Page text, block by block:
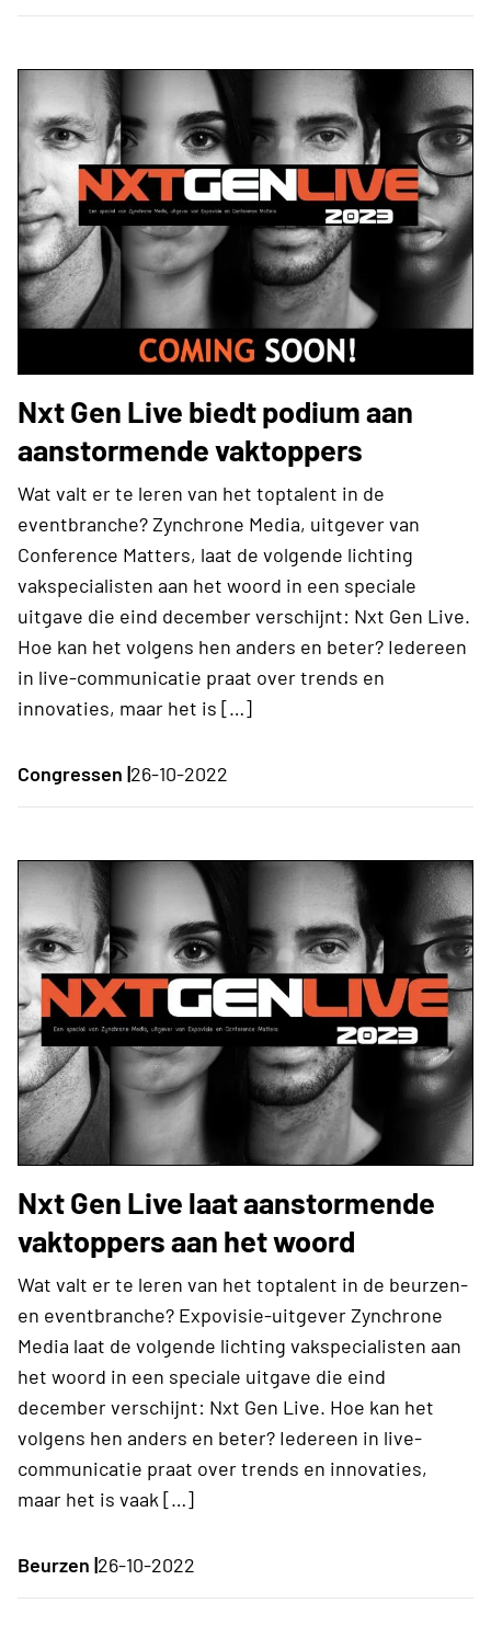
Nxt Gen Live biedt podium aan
aanstormende vaktoppers
Wat valt er te leren van het toptalent in de
eventbranche? Zynchrone Media, uitgever van
Conference Matters, laat de volgende lichting
vakspecialisten aan het woord in een speciale
uitgave die eind december verschijnt: Nxt Gen Live.
Hoe kan het volgens hen anders en beter? Iedereen
in live-communicatie praat over trends en
innovaties, maar het is […]
Congressen |26-10-2022
Nxt Gen Live laat aanstormende
vaktoppers aan het woord
Wat valt er te leren van het toptalent in de beurzen-
en eventbranche? Expovisie-uitgever Zynchrone
Media laat de volgende lichting vakspecialisten aan
het woord in een speciale uitgave die eind
december verschijnt: Nxt Gen Live. Hoe kan het
volgens hen anders en beter? Iedereen in live-
communicatie praat over trends en innovaties,
maar het is vaak […]
Beurzen |26-10-2022